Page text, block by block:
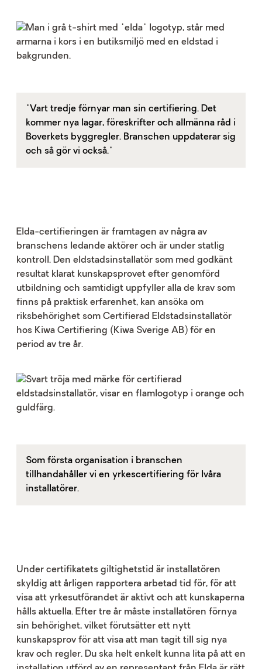
"Vart tredje förnyar man sin certifiering. Det
kommer nya lagar, föreskrifter och allmänna råd i
Boverkets byggregler. Branschen uppdaterar sig
och så gör vi också."
Elda-certifieringen är framtagen av några av
branschens ledande aktörer och är under statlig
kontroll. Den eldstadsinstallatör som med godkänt
resultat klarat kunskapsprovet efter genomförd
utbildning och samtidigt uppfyller alla de krav som
finns på praktisk erfarenhet, kan ansöka om
riksbehörighet som Certifierad Eldstadsinstallatör
hos Kiwa Certifiering (Kiwa Sverige AB) för en
period av tre år.
Som första organisation i branschen
tillhandahåller vi en yrkescertifiering för lvåra
installatörer.
Under certifikatets giltighetstid är installatören
skyldig att årligen rapportera arbetad tid för, för att
visa att yrkesutförandet är aktivt och att kunskaperna
hålls aktuella. Efter tre år måste installatören förnya
sin behörighet, vilket förutsätter ett nytt
kunskapsprov för att visa att man tagit till sig nya
krav och regler. Du ska helt enkelt kunna lita på att en